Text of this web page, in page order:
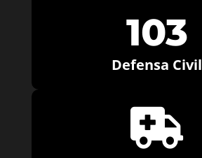
103
Defensa Civil
